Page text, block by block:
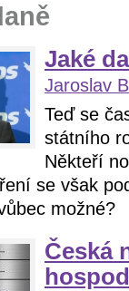
Jaké
Jaroslav
Teď se
státního
Někteří
se však
možné?
Česká